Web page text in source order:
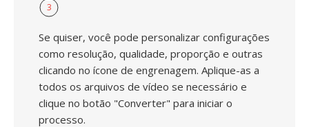
3
Se quiser, você pode personalizar configurações
como resolução, qualidade, proporção e outras
clicando no ícone de engrenagem. Aplique-as a
todos os arquivos de vídeo se necessário e
clique no botão "Converter" para iniciar o
processo.